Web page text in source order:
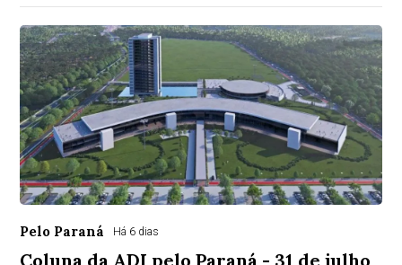
Pelo Paraná Há 6 dias
Coluna da ADI pelo Paraná - 31 de julho